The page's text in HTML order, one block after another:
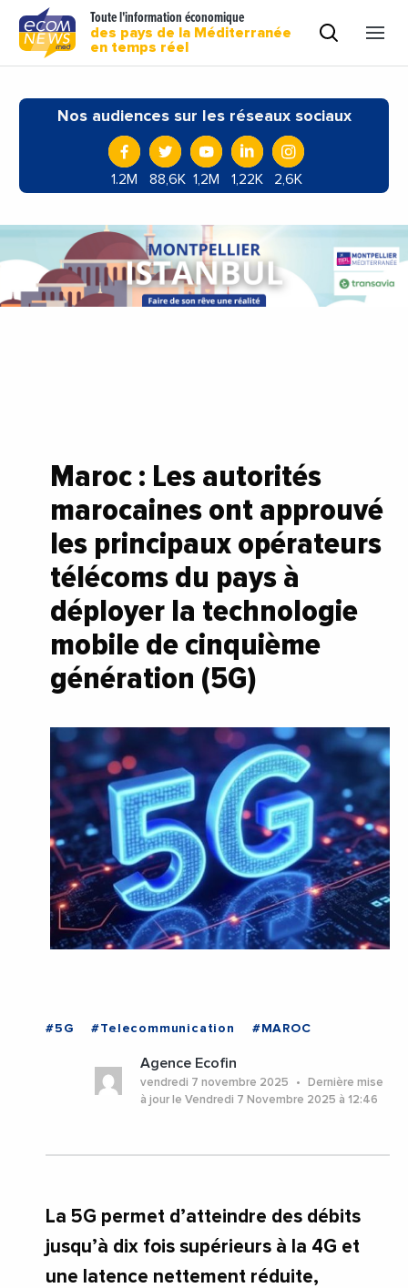
Toute l'information économique
des pays de la Méditerranée
en temps réel
Nos audiences sur les réseaux sociaux
1.2M 88,6K 1,2M 1,22K 2,6K
Maroc : Les autorités
marocaines ont approuvé
les principaux opérateurs
télécoms du pays à
déployer la technologie
mobile de cinquième
génération (5G)
#5G #Telecommunication #MAROC
Agence Ecofin
vendredi 7 novembre 2025
Dernière mise
à jour le Vendredi 7 Novembre 2025 à 12:46
La 5G permet d’atteindre des débits
jusqu’à dix fois supérieurs à la 4G et
une latence nettement réduite,